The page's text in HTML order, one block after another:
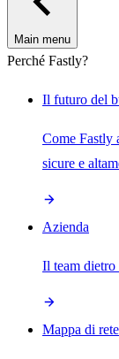
Main menu
Perché Fastly?
Il futuro del
Come Fastly
sicure e
Azienda
Il team
Mappa di rete